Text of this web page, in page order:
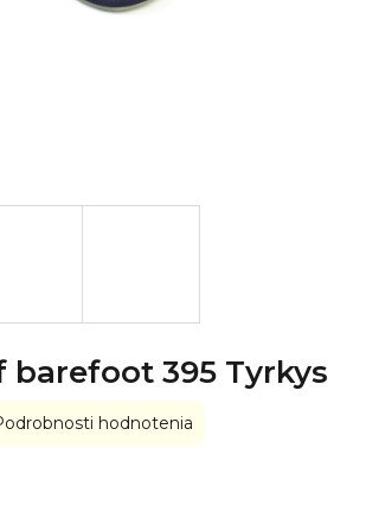
barefoot 395 Tyrkys
hodnotenia